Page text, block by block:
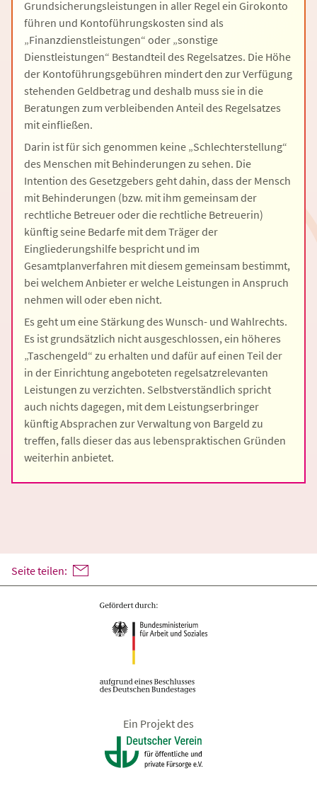
Grundsicherungsleistungen in aller Regel ein Girokonto
führen und Kontoführungskosten sind als
„Finanzdienstleistungen“ oder „sonstige
Dienstleistungen“ Bestandteil des Regelsatzes. Die Höhe
der Kontoführungsgebühren mindert den zur Verfügung
stehenden Geldbetrag und deshalb muss sie in die
Beratungen zum verbleibenden Anteil des Regelsatzes
mit einfließen.
Darin ist für sich genommen keine „Schlechterstellung“
des Menschen mit Behinderungen zu sehen. Die
Intention des Gesetzgebers geht dahin, dass der Mensch
mit Behinderungen (bzw. mit ihm gemeinsam der
rechtliche Betreuer oder die rechtliche Betreuerin)
künftig seine Bedarfe mit dem Träger der
Eingliederungshilfe bespricht und im
Gesamtplanverfahren mit diesem gemeinsam bestimmt,
bei welchem Anbieter er welche Leistungen in Anspruch
nehmen will oder eben nicht.
Es geht um eine Stärkung des Wunsch- und Wahlrechts.
Es ist grundsätzlich nicht ausgeschlossen, ein höheres
„Taschengeld“ zu erhalten und dafür auf einen Teil der
in der Einrichtung angeboteten regelsatzrelevanten
Leistungen zu verzichten. Selbstverständlich spricht
auch nichts dagegen, mit dem Leistungserbringer
künftig Absprachen zur Verwaltung von Bargeld zu
treffen, falls dieser das aus lebenspraktischen Gründen
weiterhin anbietet.
Seite teilen:
Ein Projekt des